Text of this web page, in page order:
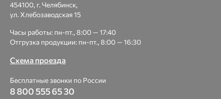
454100, г. Челябинск,
ул. Хлебозаводская 15
Часы работы: пн-пт., 8:00 — 17:40
Отгрузка продукции: пн-пт., 8:00 — 16:30
Схема проезда
Бесплатные звонки по России
8 800 555 65 30